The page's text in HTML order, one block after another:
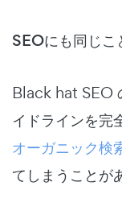
SEOにも同じこ
Black hat SEO
イドラインを完
オーガニック検
てしまうことが